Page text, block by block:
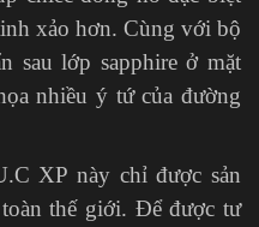
xảo hơn. Cùng với bộ
sau lớp sapphire ở mặt
nhiều ý tứ của đường
XP này chỉ được sản
thế giới. Để được tư